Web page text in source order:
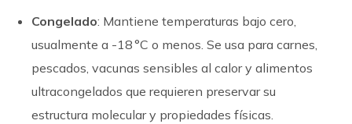
Congelado: Mantiene temperaturas bajo cero,
usualmente a -18 °C o menos. Se usa para carnes,
pescados, vacunas sensibles al calor y alimentos
ultracongelados que requieren preservar su
estructura molecular y propiedades físicas.